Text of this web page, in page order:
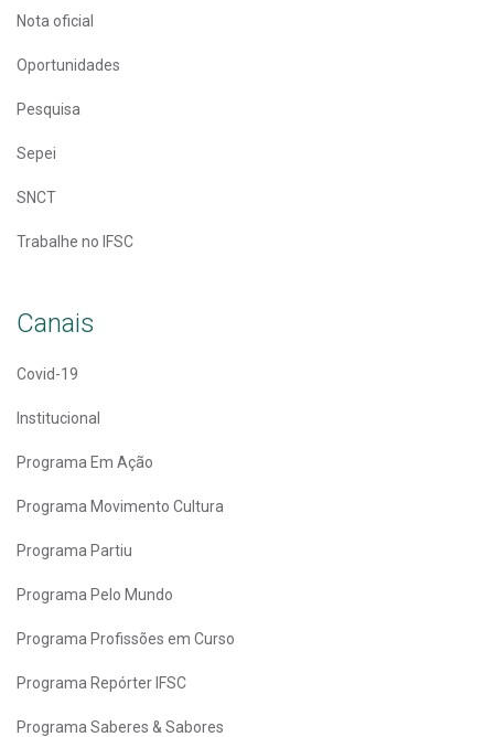
Nota oficial
Oportunidades
Pesquisa
Sepei
SNCT
Trabalhe no IFSC
Canais
Covid-19
Institucional
Programa Em Ação
Programa Movimento Cultura
Programa Partiu
Programa Pelo Mundo
Programa Profissões em Curso
Programa Repórter IFSC
Programa Saberes & Sabores